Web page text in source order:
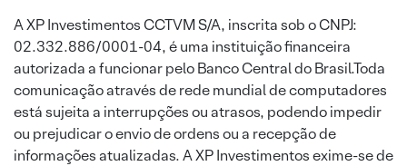
A XP Investimentos CCTVM S/A, inscrita sob o CNPJ:
02.332.886/0001-04, é uma instituição financeira
autorizada a funcionar pelo Banco Central do Brasil.Toda
comunicação através de rede mundial de computadores
está sujeita a interrupções ou atrasos, podendo impedir
ou prejudicar o envio de ordens ou a recepção de
informações atualizadas. A XP Investimentos exime-se de